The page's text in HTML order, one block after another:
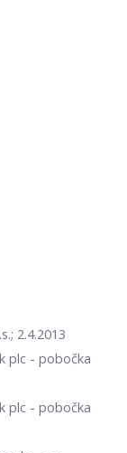
2.4.2013
plc - pobočka
plc - pobočka